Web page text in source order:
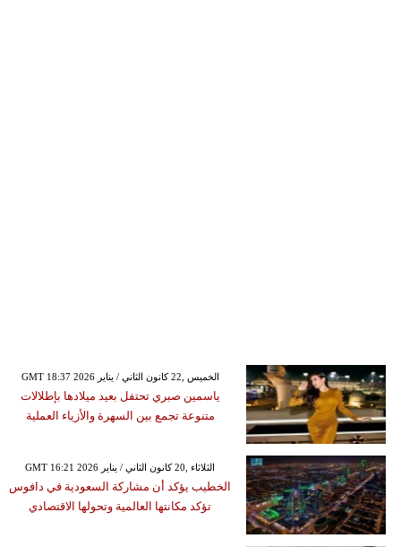
GMT 18:37 2026 الخميس ,22 كانون الثاني / يناير
ياسمين صبري تحتفل بعيد ميلادها بإطلالات
متنوعة تجمع بين السهرة والأزياء العملية
GMT 16:21 2026 الثلاثاء ,20 كانون الثاني / يناير
الخطيب يؤكد أن مشاركة السعودية في دافوس
تؤكد مكانتها العالمية وتحولها الاقتصادي